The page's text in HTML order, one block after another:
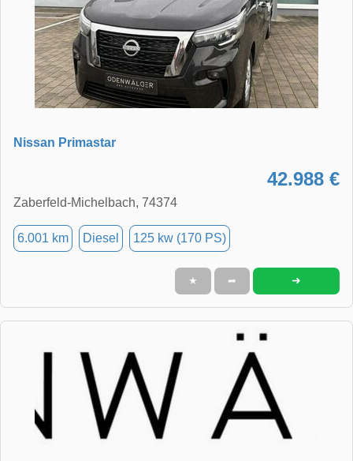
Nissan Primastar
42.988 €
Zaberfeld-Michelbach, 74374
6.001 km Diesel 125 kw (170 PS)
★ ➦ ➜